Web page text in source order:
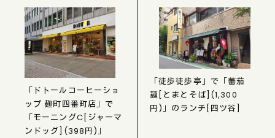
「ドトールコーヒーショ
ップ 麹町四番町店」で
「モーニングC[ジャーマ
ンドッグ](398円)」
「徒歩徒歩亭」で「蕃茄
麺[とまとそば](1,300
円)」のランチ[四ツ谷]